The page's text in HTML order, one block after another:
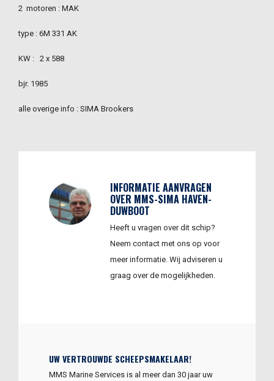
2 motoren : MAK
type : 6M 331 AK
KW : 2 x 588
bjr. 1985
alle overige info : SIMA Brookers
INFORMATIE AANVRAGEN
OVER MMS-SIMA HAVEN-
DUWBOOT
Heeft u vragen over dit schip?
Neem contact met ons op voor
meer informatie. Wij adviseren u
graag over de mogelijkheden.
UW VERTROUWDE SCHEEPSMAKELAAR!
MMS Marine Services is al meer dan 30 jaar uw